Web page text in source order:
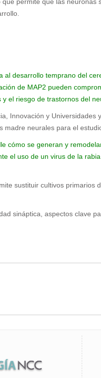
desarrollo temprano del
de MAP2 pueden
el riesgo de trastornos del
Innovación y Universidades
neurales para el
cómo se generan y
el uso de un virus de la
sustituir cultivos primarios
sináptica, aspectos clave